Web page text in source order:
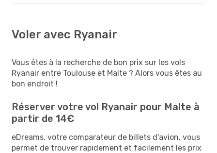
Voler avec Ryanair
Vous êtes à la recherche de bon prix sur les vols
Ryanair entre Toulouse et Malte ? Alors vous êtes au
bon endroit !
Réserver votre vol Ryanair pour Malte à
partir de 14€
eDreams, votre comparateur de billets d'avion, vous
permet de trouver rapidement et facilement les prix